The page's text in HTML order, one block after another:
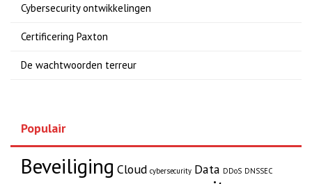
Cybersecurity ontwikkelingen
Certificering Paxton
De wachtwoorden terreur
Populair
Beveiliging Cloud cybersecurity Data DDoS DNSSEC